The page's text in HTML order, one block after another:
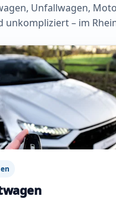
Unfallwagen,
unkompliziert – im